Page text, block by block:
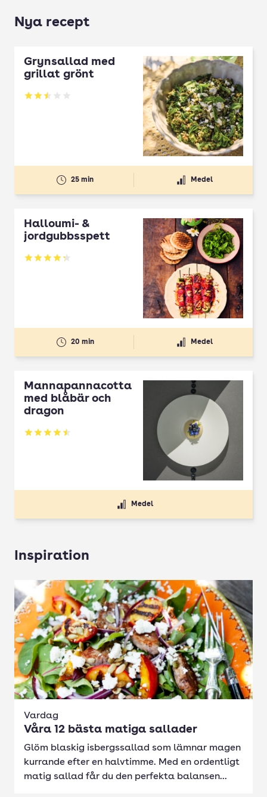
Nya recept
Grynsallad med
grillat grönt
Betyg: 2.5 av 5
25 min Medel
Halloumi- &
jordgubbsspett
Betyg: 4.3 av 5
20 min Medel
Mannapannacotta
med blåbär och
dragon
Betyg: 4.5 av 5
Medel
Inspiration
Vardag
Våra 12 bästa matiga sallader
Glöm blaskig isbergssallad som lämnar magen
kurrande efter en halvtimme. Med en ordentligt
matig sallad får du den perfekta balansen...